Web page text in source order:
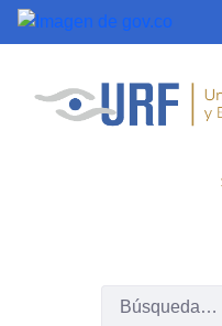
Saltar al contenido principal